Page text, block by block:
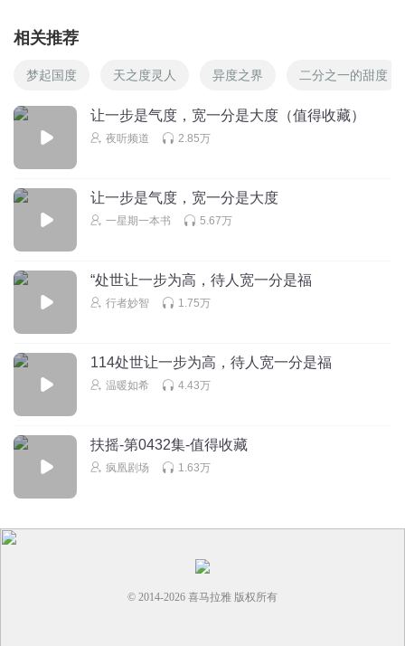
听友381939745
声形成对比
回复 2024-05-28
2024-05-15
十二少就是ME
音乐太吵了，不适合夜听
2024-06-17
挺好个节目 总是插播药累广告 烦人
2024-10-08
相关推荐
梦起国度 天之度灵人 异度之界 二分之一的甜度
让一步是气度，宽一分是大度（值得收藏）
夜听频道 2.85万
让一步是气度，宽一分是大度
一星期一本书 5.67万
“处世让一步为高，待人宽一分是福
行者妙智 1.75万
114处世让一步为高，待人宽一分是福
温暖如希 4.43万
扶摇-第0432集-值得收藏
疯凰剧场 1.63万
© 2014-2026 喜马拉雅 版权所有